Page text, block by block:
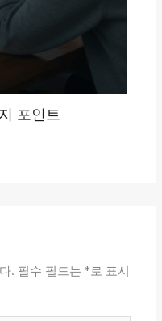
포인트
. 필수 필드는*로 표시